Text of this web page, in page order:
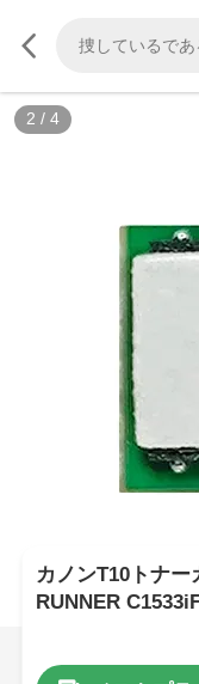
2 / 4
カノンT10トナ
RUNNER